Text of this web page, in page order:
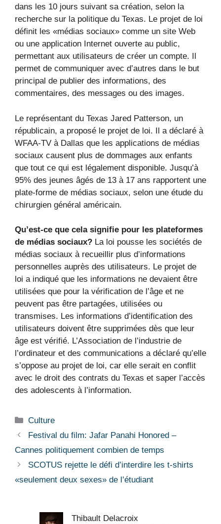
dans les 10 jours suivant sa création, selon la
recherche sur la politique du Texas. Le projet de loi
définit les «médias sociaux» comme un site Web
ou une application Internet ouverte au public,
permettant aux utilisateurs de créer un compte. Il
permet de communiquer avec d’autres dans le but
principal de publier des informations, des
commentaires, des messages ou des images.
Le représentant du Texas Jared Patterson, un
républicain, a proposé le projet de loi. Il a déclaré à
WFAA-TV à Dallas que les applications de médias
sociaux causent plus de dommages aux enfants
que tout ce qui est légalement disponible. Jusqu’à
95% des jeunes âgés de 13 à 17 ans rapportent une
plate-forme de médias sociaux, selon une étude du
chirurgien général américain.
Qu’est-ce que cela signifie pour les plateformes
de médias sociaux? La loi pousse les sociétés de
médias sociaux à recueillir plus d’informations
personnelles auprès des utilisateurs. Le projet de
loi a indiqué que les informations ne devaient être
utilisées que pour la vérification de l’âge et ne
peuvent pas être partagées, utilisées ou
transmises. Les informations d’identification des
utilisateurs doivent être supprimées dès que leur
âge est vérifié. L’Association de l’industrie de
l’ordinateur et des communications a déclaré qu’elle
s’oppose au projet de loi, car elle serait en conflit
avec le droit des contrats du Texas et saper l’accès
des adolescents à l’information.
Catégories
Culture
Festival du film: Jafar Panahi Honored –
Cannes politiquement combien de temps
SCOTUS rejette le défi d’interdire les t-shirts
«seulement deux sexes» de l’étudiant
Thibault Delacroix